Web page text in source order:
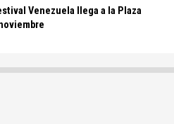
Venezuela llega a la Plaza